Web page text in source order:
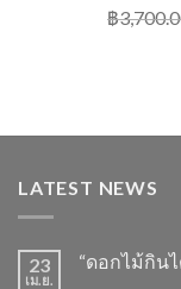
฿
LATEST NEWS
23
เม.ย.
“ดอกไม้กิน